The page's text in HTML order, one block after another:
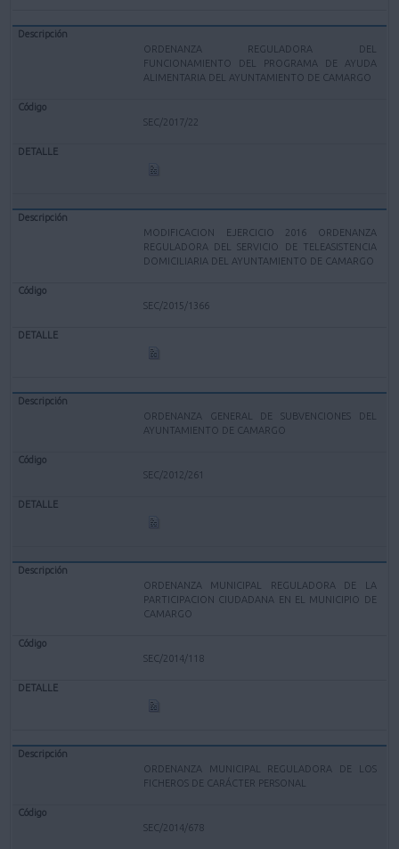
ORDENANZA REGULADORA DEL
FUNCIONAMIENTO DEL PROGRAMA DE AYUDA
ALIMENTARIA DEL AYUNTAMIENTO DE CAMARGO
SEC/2017/22
MODIFICACION EJERCICIO 2016 ORDENANZA
REGULADORA DEL SERVICIO DE TELEASISTENCIA
DOMICILIARIA DEL AYUNTAMIENTO DE CAMARGO
SEC/2015/1366
ORDENANZA GENERAL DE SUBVENCIONES DEL
AYUNTAMIENTO DE CAMARGO
SEC/2012/261
ORDENANZA MUNICIPAL REGULADORA DE LA
PARTICIPACION CIUDADANA EN EL MUNICIPIO DE
CAMARGO
SEC/2014/118
ORDENANZA MUNICIPAL REGULADORA DE LOS
FICHEROS DE CARÁCTER PERSONAL
SEC/2014/678